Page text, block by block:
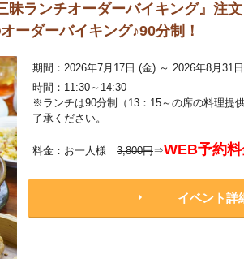
ランチオーダーバイキング』注
ーダーバイキング♪90分制！
期間：2026年7月17日 (金) ～ 2026年8月31
時間：11:30～14:30
※ランチは90分制（13：15～の席の料理提
了承ください。
料金：お一人様 3,800円⇒WEB予約
イベント詳